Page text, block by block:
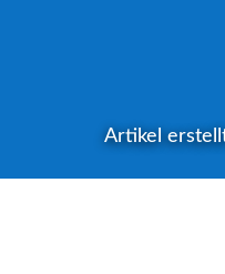
Artikel